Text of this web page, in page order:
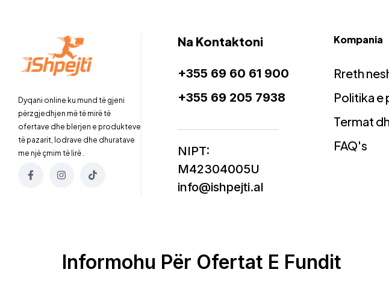
Dyqani online ku mund të gjeni
përzgjedhjen më të mirë të
ofertave dhe blerjen e produkteve
të pazarit, lodrave dhe dhuratave
me një çmim të lirë .
Na Kontaktoni
+355 69 60 61 900
+355 69 205 7938
NIPT:
M42304005U
info@ishpejti.al
Kompania
Rreth
Politika e
Termat
FAQ's
Informohu Për Ofertat E Fundit